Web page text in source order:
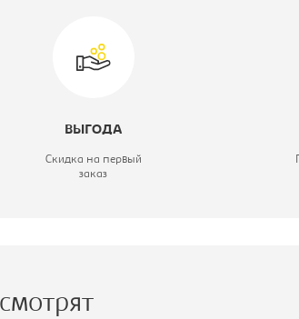
каркас-белый
ВЫГОДА
Скидка на первый
заказ